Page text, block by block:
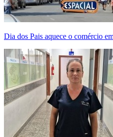
Dia dos Pais aquece o comércio